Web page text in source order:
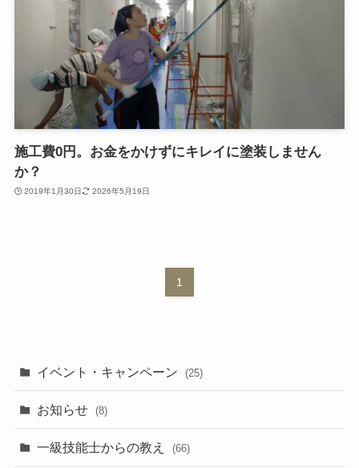
施工費0円。お金をかけずにキレイに塗装しません
か？
2019年1月30日 2026年5月19日
1
イベント・キャンペーン (25)
お知らせ (8)
一級技能士からの教え (66)